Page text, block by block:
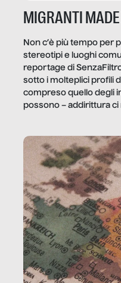
MIGRANTI
Non c’è più tempo per
stereotipi e luoghi
reportage di
sotto i molteplici profili
compreso quello degli
possono – addirittura ci